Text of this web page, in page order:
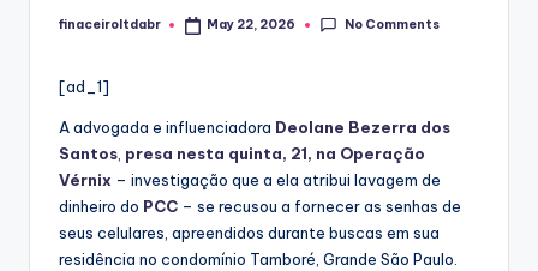
Posted
finaceiroltdabr May 22, 2026 No Comments
[ad_1]
A advogada e influenciadora Deolane Bezerra dos
Santos presa nesta quinta, 21, na Operação
Vérnix – investigação que a ela atribui lavagem de
dinheiro do PCC – se recusou a fornecer as senhas de
seus celulares, apreendidos durante buscas em sua
residência no condomínio Tamboré, Grande São Paulo.